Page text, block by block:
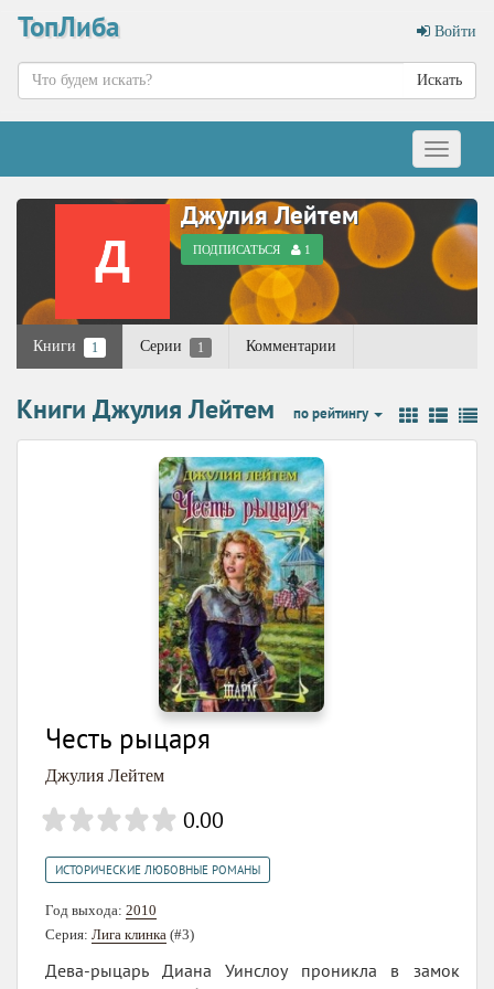
ТопЛиба Войти
Искать
Меню
Джулия Лейтем
ПОДПИСАТЬСЯ 1
Книги 1 Серии 1 Комментарии
Книги Джулия Лейтем по рейтингу
Честь рыцаря
Джулия Лейтем
0.00
ИСТОРИЧЕСКИЕ ЛЮБОВНЫЕ РОМАНЫ
Год выхода: 2010
Серия: Лига клинка (#3)
Дева-рыцарь Диана Уинслоу проникла в замок